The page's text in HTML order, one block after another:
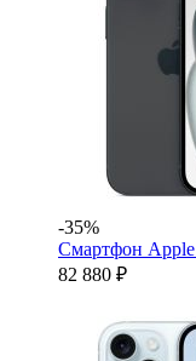
-35%
Смартфон
82 880 ₽